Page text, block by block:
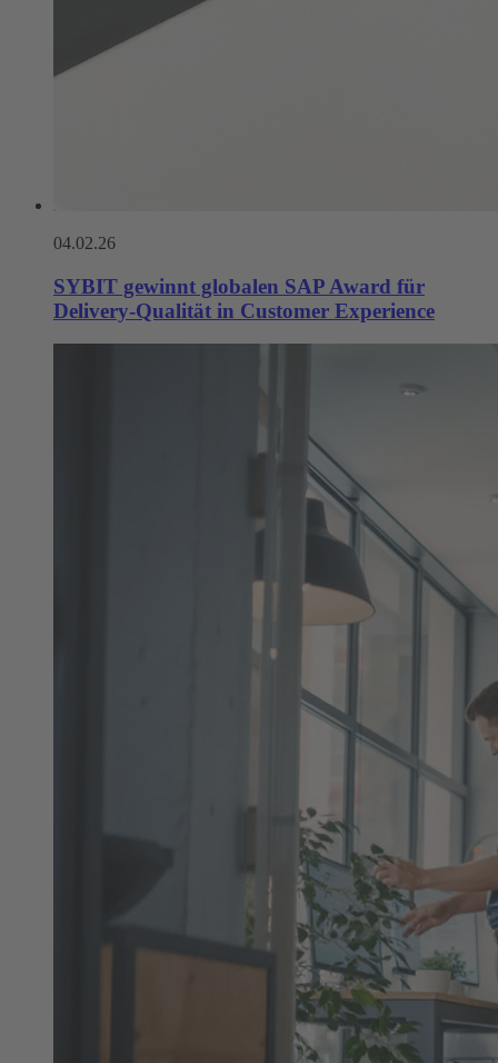
04.02.26
SYBIT gewinnt globalen SAP Award für
Delivery-Qualität in Customer Experience